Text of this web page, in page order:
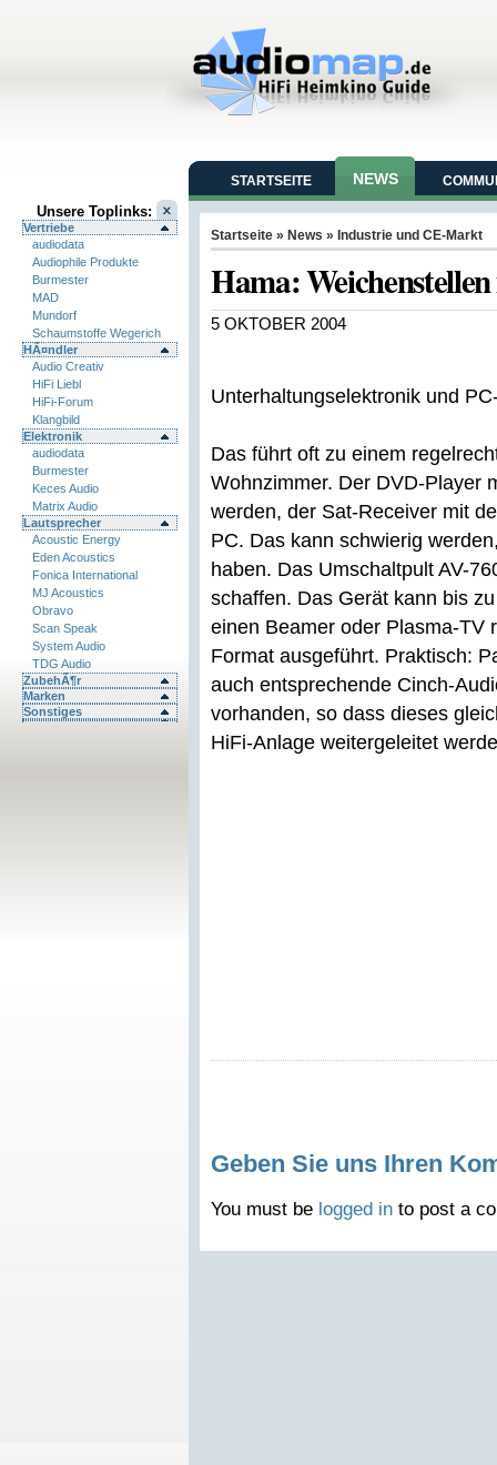
Unsere Toplinks:
Vertriebe
audiodata
Audiophile Produkte
Burmester
MAD
Mundorf
Schaumstoffe Wegerich
HÃ¤ndler
Audio Creativ
HiFi Liebl
HiFi-Forum
Klangbild
Elektronik
audiodata
Burmester
Keces Audio
Matrix Audio
Lautsprecher
Acoustic Energy
Eden Acoustics
Fonica International
MJ Acoustics
Obravo
Scan Speak
System Audio
TDG Audio
ZubehÃ¶r
Marken
Sonstiges
STARTSEITE NEWS
Startseite » News » Industrie und CE-Markt
Hama:
5 OKTOBER 2004
Unterhaltungselektronik und
Das führt oft zu einem
Wohnzimmer. Der DVD-Player
werden, der Sat-Receiver mit
PC. Das kann schwierig
haben. Das Umschaltpult AV-
schaffen. Das Gerät kann bis
einen Beamer oder Plasma-TV
Format ausgeführt. Praktisch:
auch entsprechende Cinch-
vorhanden, so dass dieses
HiFi-Anlage weitergeleitet
Geben Sie uns Ihren
You must be logged in to post a